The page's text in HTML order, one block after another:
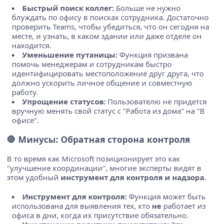
Быстрый поиск коллег: Больше не нужно
блуждать по офису в поисках сотрудника. Достаточно
проверить Teams, чтобы убедиться, что он сегодня на
месте, и узнать, в каком здании или даже отделе он
находится.
Уменьшение путаницы: Функция призвана
помочь менеджерам и сотрудникам быстро
идентифицировать местоположение друг друга, что
должно ускорить личное общение и совместную
работу.
Упрощение статусов: Пользователю не придется
вручную менять свой статус с "Работа из дома" на "В
офисе".
🛑 Минусы: Обратная сторона контроля
В то время как Microsoft позиционирует это как
"улучшение координации", многие эксперты видят в
этом удобный инструмент для контроля и надзора.
Инструмент для контроля: Функция может быть
использована для выявления тех, кто не работает из
офиса в дни, когда их присутствие обязательно.